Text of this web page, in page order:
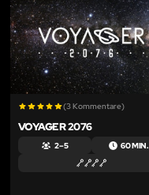
(3 Kommentare)
VOYAGER 2076
2 – 5 60 MIN.